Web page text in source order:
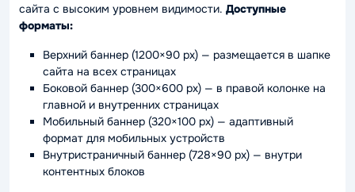
сайта с высоким уровнем видимости. Доступные
форматы:
Верхний баннер (1200×90 px) — размещается в шапке
сайта на всех страницах
Боковой баннер (300×600 px) — в правой колонке на
главной и внутренних страницах
Мобильный баннер (320×100 px) — адаптивный
формат для мобильных устройств
Внутристраничный баннер (728×90 px) — внутри
контентных блоков